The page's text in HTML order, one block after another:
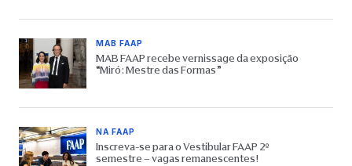
MAB FAAP
MAB FAAP recebe vernissage da exposição
“Miró: Mestre das Formas”
NA FAAP
Inscreva-se para o Vestibular FAAP 2º
semestre – vagas remanescentes!